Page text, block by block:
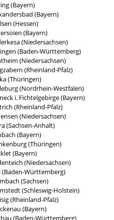
(Bayern)
(Bayern)
(Hessen)
(Bayern)
(Niedersachsen)
(Baden-Württemberg)
(Niedersachsen)
(Rheinland-Pfalz)
(Thüringen)
(Nordrhein-Westfalen)
i. Fichtelgebirge (Bayern)
(Rheinland-Pfalz)
(Niedersachsen)
(Sachsen-Anhalt)
(Bayern)
(Thüringen)
(Bayern)
(Niedersachsen)
(Baden-Württemberg)
(Sachsen)
(Schleswig-Holstein)
(Rheinland-Pfalz)
(Bayern)
(Baden-Württemberg)